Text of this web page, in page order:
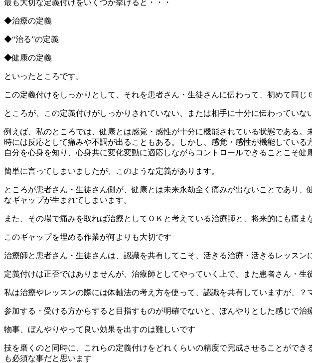
最も大切な定義付けをいくつか挙げると・・・
◆治療の定義
◆“治る”の定義
◆健康の定義
といったところです。
この定義付けをしっかりとして、それを患者さん・生徒さんに伝わって、初めて同じ
ところが、この定義付けがしっかりされていない、または相手に十分に伝わっていな
例えば、私のところでは、健康とは感覚・感性が十分に機能されている状態である
時には反応として痛みや不調が出ることもある。しかし、感覚・感性が機能してい
自分を心身を知り、心身共に変化変動に適応しながらコントロールできることこそ健
簡単に言ってしまいましたが、このような定義があります。
ところが患者さん・生徒さん側が、健康とは未来永劫全く痛みが出ないことであり
なギャップが生まれてしまいます。
また、その場で痛みを取れば治療としてＯＫと考えている治療師と、将来的にも痛
このギャップを埋める作業が何よりも大切です
治療師と患者さん・生徒さんは、認識を共有してこそ、活きる治療・活きるレッスン
定義付けは正否ではありませんが、治療師としてやっていく上で、また患者さん・
私は治療やレッスンの際には体軸法の考え方を使って、認識を共有していますが、？
参加する・受ける方からすると目指すものが明確でないと、ぼんやりとした感じで治
物事、ぼんやりやって良い効果を出すのは難しいです
技を磨くのと同時に、これらの定義付けをどれくらいの精度で完成させることがで
も必須な事だと思います